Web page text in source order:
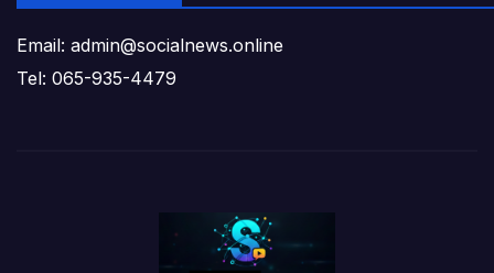
Email: admin@socialnews.online
Tel: 065-935-4479